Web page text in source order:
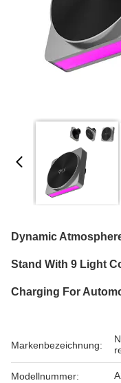
Dynamic
Stand With 9 Light
Charging For
Markenbezeichnung:
Modellnummer: